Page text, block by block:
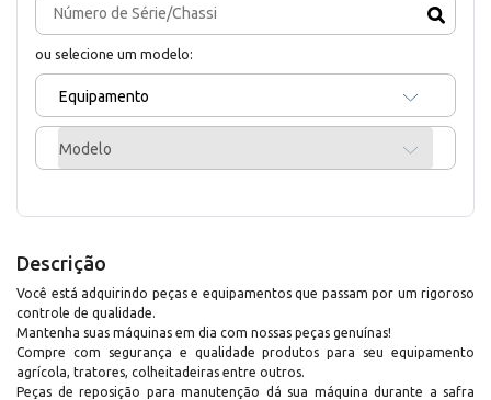
ou selecione um modelo:
Equipamento
Modelo
Descrição
Você está adquirindo peças e equipamentos que passam por um rigoroso
controle de qualidade.
Mantenha suas máquinas em dia com nossas peças genuínas!
Compre com segurança e qualidade produtos para seu equipamento
agrícola, tratores, colheitadeiras entre outros.
Peças de reposição para manutenção dá sua máquina durante a safra